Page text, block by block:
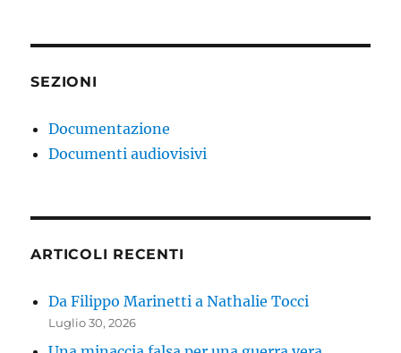
SEZIONI
Documentazione
Documenti audiovisivi
ARTICOLI RECENTI
Da Filippo Marinetti a Nathalie Tocci
Luglio 30, 2026